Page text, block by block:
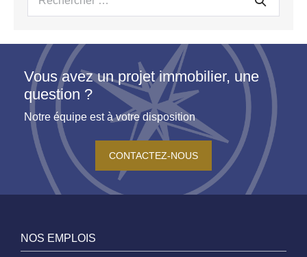
Vous avez un projet immobilier, une
question ?
Notre équipe est à votre disposition
CONTACTEZ-NOUS
NOS EMPLOIS